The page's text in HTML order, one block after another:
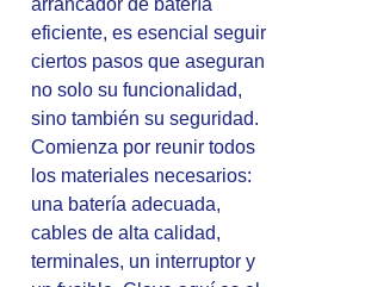
eficiente, es esencial seguir
ciertos pasos que aseguran
no solo su funcionalidad,
sino también su seguridad.
Comienza por reunir todos
los materiales necesarios:
una batería adecuada,
cables de alta calidad,
terminales, un interruptor y